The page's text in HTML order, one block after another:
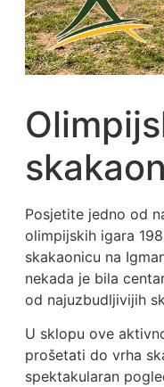
Posjetite jedno od
olimpijskih igara
skakaonicu na
nekada je bila
od najuzbudljivijih
U sklopu ove
prošetati do vrha
spektakularan